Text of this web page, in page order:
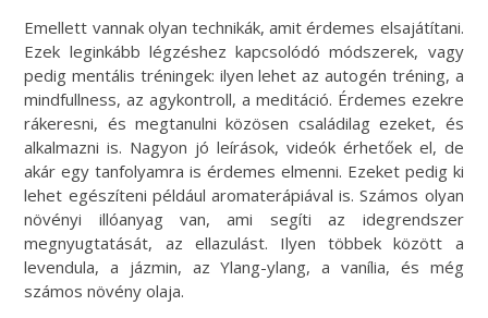
Emellett vannak olyan technikák, amit érdemes elsajátítani.
Ezek leginkább légzéshez kapcsolódó módszerek, vagy
pedig mentális tréningek: ilyen lehet az autogén tréning, a
mindfullness, az agykontroll, a meditáció. Érdemes ezekre
rákeresni, és megtanulni közösen családilag ezeket, és
alkalmazni is. Nagyon jó leírások, videók érhetőek el, de
akár egy tanfolyamra is érdemes elmenni. Ezeket pedig ki
lehet egészíteni például aromaterápiával is. Számos olyan
növényi illóanyag van, ami segíti az idegrendszer
megnyugtatását, az ellazulást. Ilyen többek között a
levendula, a jázmin, az Ylang-ylang, a vanília, és még
számos növény olaja.